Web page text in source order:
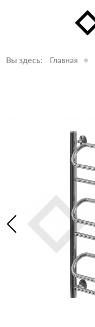
Вы здесь: Главная